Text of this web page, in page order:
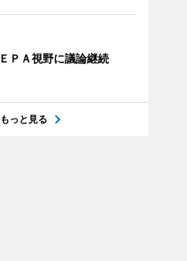
ＥＰＡ視野に議論継続
もっと見る